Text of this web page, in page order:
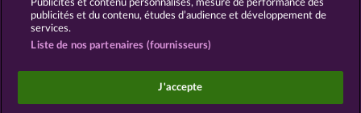
Les jeux de casino sociaux sont prévus uniquement
à des fins de divertissement et n'ont absolument
Publicités et contenu personnalisés, mesure de performance des
publicités et du contenu, études d’audience et développement de
services.
Liste de nos partenaires (fournisseurs)
J'accepte